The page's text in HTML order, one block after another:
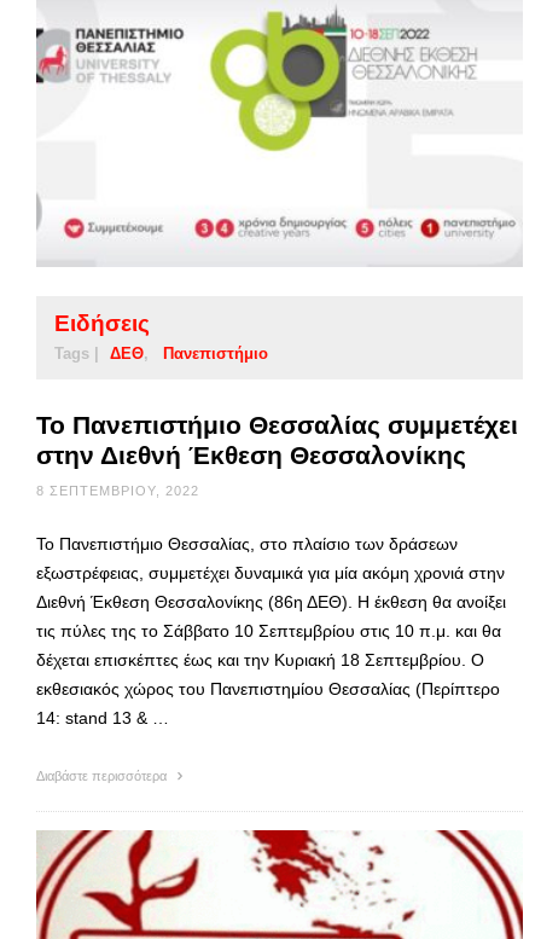
Ειδήσεις
Tags | ΔΕΘ Πανεπιστήμιο
Το Πανεπιστήμιο Θεσσαλίας συμμετέχει
στην Διεθνή Έκθεση Θεσσαλονίκης
8 ΣΕΠΤΕΜΒΡΊΟΥ, 2022
Το Πανεπιστήμιο Θεσσαλίας, στο πλαίσιο των δράσεων
εξωστρέφειας, συμμετέχει δυναμικά για μία ακόμη χρονιά στην
Διεθνή Έκθεση Θεσσαλονίκης (86η ΔΕΘ). Η έκθεση θα ανοίξει
τις πύλες της το Σάββατο 10 Σεπτεμβρίου στις 10 π.μ. και θα
δέχεται επισκέπτες έως και την Κυριακή 18 Σεπτεμβρίου. Ο
εκθεσιακός χώρος του Πανεπιστημίου Θεσσαλίας (Περίπτερο
14: stand 13 & …
Διαβάστε περισσότερα